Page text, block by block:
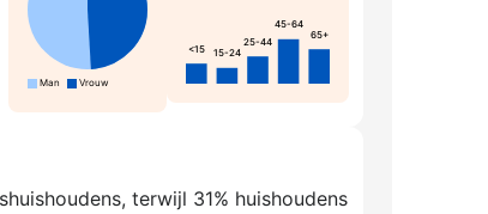
Man Vrouw
<15 15-24
25-44
45-64
65+
terwijl 31% huishoudens